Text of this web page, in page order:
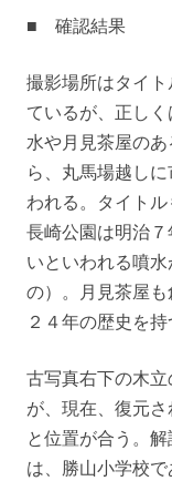
■ 確認結果
撮影場所はタイ
ているが、正し
水や月見茶屋の
ら、丸馬場越し
われる。タイトル
長崎公園は明治
いといわれる噴
の）。月見茶屋
２４年の歴史を持
古写真右下の木
が、現在、復元
と位置が合う。
は、勝山小学校